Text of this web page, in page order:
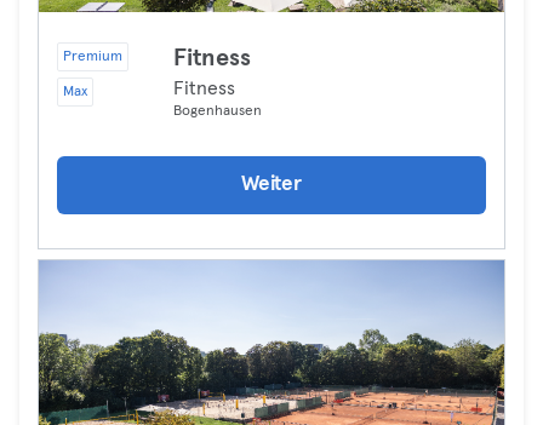
Premium
Max
Fitness
Fitness
Bogenhausen
Weiter